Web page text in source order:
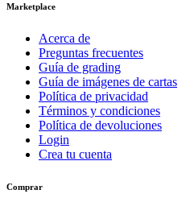
Marketplace
Acerca de
Preguntas frecuentes
Guía de grading
Guía de imágenes de cartas
Política de privacidad
Términos y condiciones
Política de devoluciones
Login
Crea tu cuenta
Comprar